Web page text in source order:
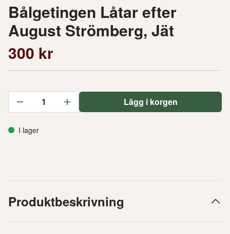
Bålgetingen Låtar efter
August Strömberg, Jät
300 kr
Lägg i korgen
I lager
Produktbeskrivning